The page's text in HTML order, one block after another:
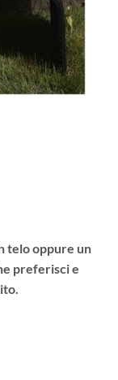
telo oppure un
preferisci e